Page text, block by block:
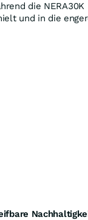
die NERA30K
und in die